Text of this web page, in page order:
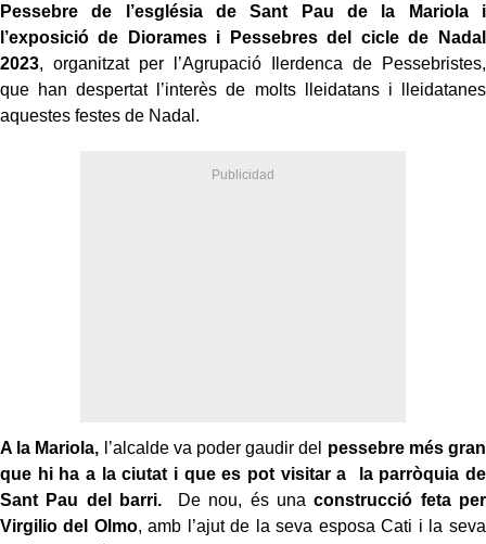
Pessebre de l’església de Sant Pau de la Mariola i
l’exposició de Diorames i Pessebres del cicle de Nadal
2023, organitzat per l’Agrupació Ilerdenca de Pessebristes,
que han despertat l’interès de molts lleidatans i lleidatanes
aquestes festes de Nadal.
A la Mariola, l’alcalde va poder gaudir del pessebre més gran
que hi ha a la ciutat i que es pot visitar a la parròquia de
Sant Pau del barri. De nou, és unaconstrucció feta per
Virgilio del Olmo, amb l’ajut de la seva esposa Cati i la seva